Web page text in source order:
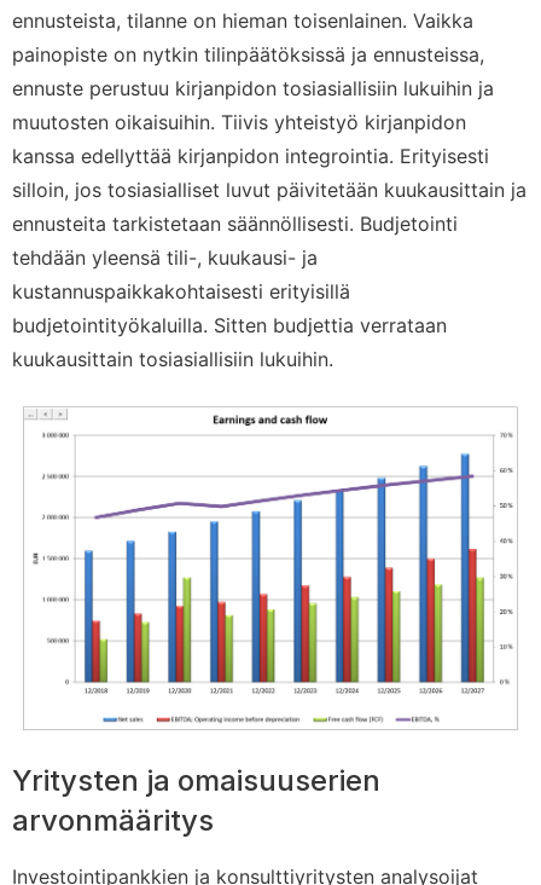
ennusteista, tilanne on hieman toisenlainen. Vaikka
painopiste on nytkin tilinpäätöksissä ja ennusteissa,
ennuste perustuu kirjanpidon tosiasiallisiin lukuihin ja
muutosten oikaisuihin. Tiivis yhteistyö kirjanpidon
kanssa edellyttää kirjanpidon integrointia. Erityisesti
silloin, jos tosiasialliset luvut päivitetään kuukausittain ja
ennusteita tarkistetaan säännöllisesti. Budjetointi
tehdään yleensä tili-, kuukausi- ja
kustannuspaikkakohtaisesti erityisillä
budjetointityökaluilla. Sitten budjettia verrataan
kuukausittain tosiasiallisiin lukuihin.
Yritysten ja omaisuuserien
arvonmääritys
Investointipankkien ja konsulttiyritysten analysoijat